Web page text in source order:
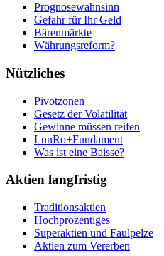
Prognosewahnsinn
Gefahr für Ihr Geld
Bärenmärkte
Währungsreform?
Nützliches
Pivotzonen
Gesetz der Volatilität
Gewinne müssen reifen
LunRo+Fundament
Was ist eine Baisse?
Aktien langfristig
Traditionsaktien
Hochprozentiges
Superaktien und Faulpelze
Aktien zum Vererben